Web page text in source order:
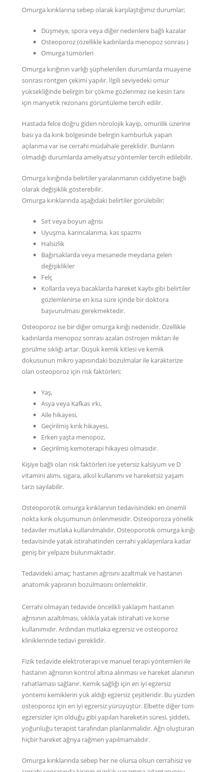
Omurga kırıklarına sebep olarak karşılaştığımız durumlar;
Düşmeye, spora veya diğer nedenlere bağlı kazalar
Osteoporoz (özellikle kadınlarda menopoz sonrası )
Omurga tümörleri
Omurga kırığının varlığı şüphelenilen durumlarda muayene
sonrası röntgen çekimi yapılır. İlgili seviyedeki omur
yüksekliğinde belirgin bir çökme gözlenmez ise kesin tanı
için manyetik rezonans görüntüleme tercih edilir.
Hastada felce doğru giden nörolojik kayıp, omurilik üzerine
bası ya da kırık bölgesinde belirgin kamburluk yapan
açılanma var ise cerrahi müdahale gereklidir. Bunların
olmadığı durumlarda ameliyatsız yöntemler tercih edilebilir.
Omurga kırığında belirtiler yaralanmanın ciddiyetine bağlı
olarak değişiklik gösterebilir.
Omurga kırıklarında aşağıdaki belirtiler görülebilir;
Sırt veya boyun ağrısı
Uyuşma, karıncalanma, kas spazmı
Halsizlik
Bağırsaklarda veya mesanede meydana gelen
değişiklikler
Felç
Kollarda veya bacaklarda hareket kaybı gibi belirtiler
gözlemlenirse en kısa süre içinde bir doktora
başvurulması gerekmektedir.
Osteoporoz ise bir diğer omurga kırığı nedenidir. Özellikle
kadınlarda menopoz sonrası azalan östrojen miktarı ile
görülme sıklığı artar. Düşük kemik kitlesi ve kemik
dokusunun mikro yapısındaki bozulmalar ile karakterize
olan osteoporoz için risk faktörleri;
Yaş,
Asya veya Kafkas ırkı,
Aile hikayesi,
Geçirilmiş kırık hikayesi,
Erken yaşta menopoz,
Geçirilmiş kemoterapi hikayesi olmasıdır.
Kişiye bağlı olan risk faktörleri ise yetersiz kalsiyum ve D
vitamini alımı, sigara, alkol kullanımı ve hareketsiz yaşam
tarzı sayılabilir.
Osteoporotik omurga kırıklarının tedavisindeki en önemli
nokta kırık oluşumunun önlenmesidir. Osteoporoza yönelik
tedaviler mutlaka kullanılmalıdır. Osteoporotik omurga kırığı
tedavisinde yatak istirahatinden cerrahi yaklaşımlara kadar
geniş bir yelpaze bulunmaktadır.
Tedavideki amaç; hastanın ağrısını azaltmak ve hastanın
anatomik yapısının bozulmasını önlemektir.
Cerrahi olmayan tedavide öncelikli yaklaşım hastanın
ağrısının azaltılması, sıklıkla yatak istirahati ve korse
kullanımıdır. Ardından mutlaka egzersiz ve osteoporoz
kliniklerinde tedavi gereklidir.
Fizik tedavide elektroterapi ve manuel terapi yöntemleri ile
hastanın ağrısının kontrol altına alınması ve hareket alanının
rahatlaması sağlanır. Kemik sağlığı için en iyi egzersiz
yöntemi kemiklerin yük aldığı egzersiz çeşitleridir. Bu yüzden
osteoporoz için en iyi egzersiz yürüyüştür. Elbette diğer tüm
egzersizler için olduğu gibi yapılan hareketin süresi, şiddeti,
yoğunluğu terapist tarafından planlanmalıdır. Ağrı oluşturan
hiçbir hareket ağrıya rağmen yapılmamalıdır.
Omurga kırıklarında sebep her ne olursa olsun cerrahisiz ve